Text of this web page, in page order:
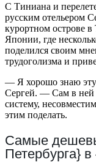
С Тиниана и
русским отельером
курортном острове
Японии, где
поделился своим
трудоголизма и
— Я хорошо знаю
Сергей. — Сам в ней
систему,
этим поделать.
Самые
Петербурга}